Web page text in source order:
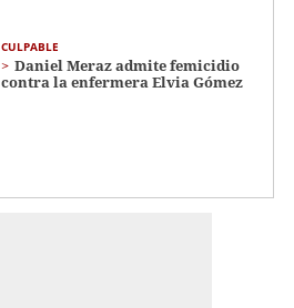
CULPABLE
Daniel Meraz admite femicidio
contra la enfermera Elvia Gómez